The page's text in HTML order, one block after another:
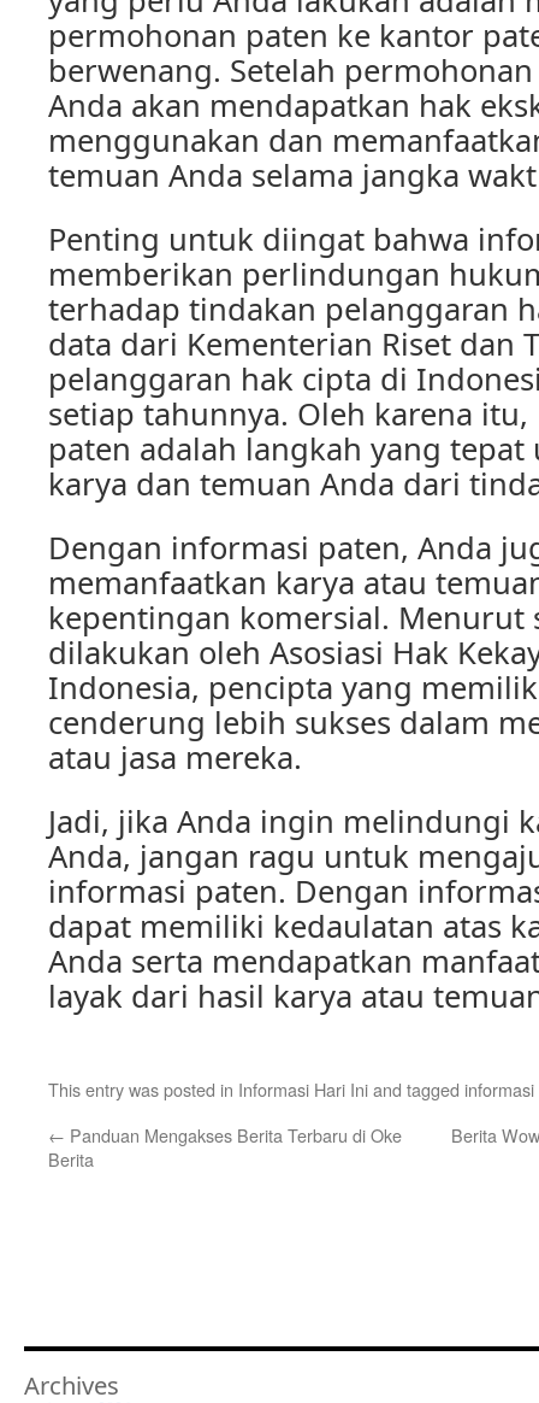
permohonan paten ke kantor
berwenang. Setelah
Anda akan mendapatkan hak
menggunakan dan
temuan Anda selama jangka
Penting untuk diingat bahwa
memberikan perlindungan
terhadap tindakan pelanggaran
data dari Kementerian Riset dan
pelanggaran hak cipta di
setiap tahunnya. Oleh karena
paten adalah langkah yang
karya dan temuan Anda dari
Dengan informasi paten, Anda
memanfaatkan karya atau
kepentingan komersial. Menurut
dilakukan oleh Asosiasi Hak
Indonesia, pencipta yang
cenderung lebih sukses dalam
atau jasa mereka.
Jadi, jika Anda ingin melindungi
Anda, jangan ragu untuk
informasi paten. Dengan
dapat memiliki kedaulatan atas
Anda serta mendapatkan
layak dari hasil karya atau
This entry was posted in Informasi Hari Iniand tagged
← Panduan Mengakses Berita Terbaru di Oke
Berita
Berita
Archives